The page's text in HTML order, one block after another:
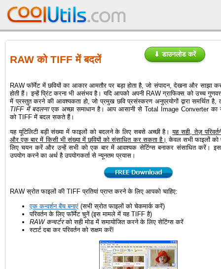
RAW को TIFF में बदलें ⬇ डाउनलोड करें
RAW फॉर्मेट में छवियों का आकार आमतौर पर बड़ा होता है, जो संपादन, देखना और साझा
होती हैं। इन्हें प्रिंट करना भी असंभव है। यदि आपको अपनी RAW ग्राफिक्स को उच्च
में प्रस्तुत करने की आवश्यकता हो, जो प्रमुख छवि प्रसंस्करण अनुप्रयोगों द्वारा समर्थित है,
TIFF में बदलनाएक अच्छा समाधान है। आप आसानी से Total Image Converter का
को TIFF में बदल सकते हैं।
यह यूटिलिटी बड़ी संख्या में फाइलों को बदलने के लिए सबसे अच्छी है।यह सही, तेज़
और एक बार में किसी भी संख्या में छवियों को संसाधित कर सकता है। केवल सभी फाइलों
लिए चयन करें और उन्हें सभी को एक बार में आवश्यक सेटिंग्स बनाकर संसाधित करें।
उपयोग करने का अर्थ है उपयोगकर्ता से न्यूनतम प्रयास।
RAW स्रोत फाइलों की TIFF प्रतियां प्राप्त करने के लिए आपको चाहिए:
एक कन्वर्शन बैच बनाएं (सभी स्रोत फाइलों को चेकमार्क करें)
परिवर्तन के लिए फॉर्मेट चुनें (इस मामले में यह TIFF है)
RAW कन्वर्टरको सही मोड में समायोजित करने के लिए सेटिंग्स करें
स्टार्ट दबा कर परिवर्तन को सक्षम करें!